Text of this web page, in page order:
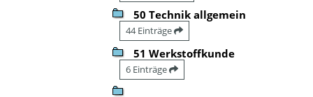
50 Technik allgemein
44 Einträge
51 Werkstoffkunde
6 Einträge